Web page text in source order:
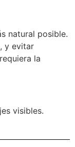
natural posible.
y evitar
la
visibles.